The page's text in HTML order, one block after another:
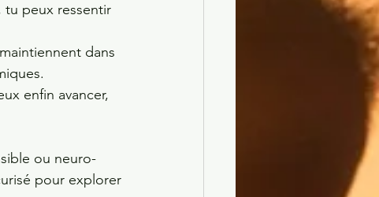
tu peux ressentir
dans
enfin avancer,
ou neuro-
pour explorer